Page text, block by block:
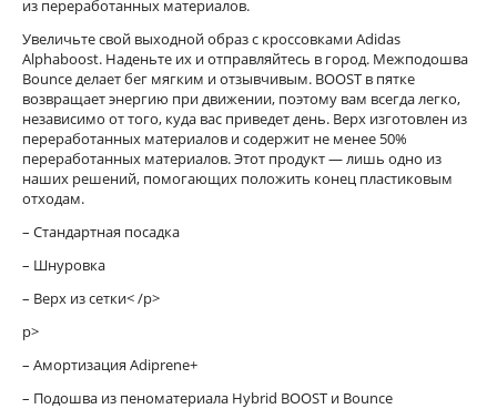
из переработанных материалов.
Увеличьте свой выходной образ с кроссовками Adidas
Alphaboost. Наденьте их и отправляйтесь в город. Межподошва
Bounce делает бег мягким и отзывчивым. BOOST в пятке
возвращает энергию при движении, поэтому вам всегда легко,
независимо от того, куда вас приведет день. Верх изготовлен из
переработанных материалов и содержит не менее 50%
переработанных материалов. Этот продукт — лишь одно из
наших решений, помогающих положить конец пластиковым
отходам.
– Стандартная посадка
– Шнуровка
– Верх из сетки< /p>
p>
– Амортизация Adiprene+
– Подошва из пеноматериала Hybrid BOOST и Bounce